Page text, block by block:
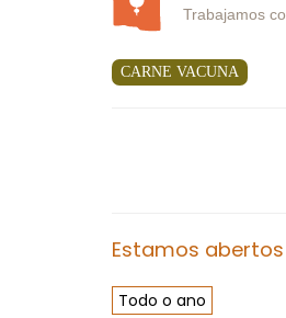
Trabajamos
CARNE VACUNA
Estamos abertos
Todo o ano